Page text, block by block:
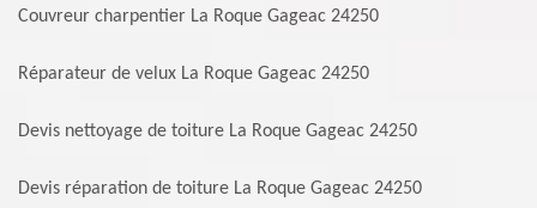
Couvreur charpentier La Roque Gageac 24250
Réparateur de velux La Roque Gageac 24250
Devis nettoyage de toiture La Roque Gageac 24250
Devis réparation de toiture La Roque Gageac 24250